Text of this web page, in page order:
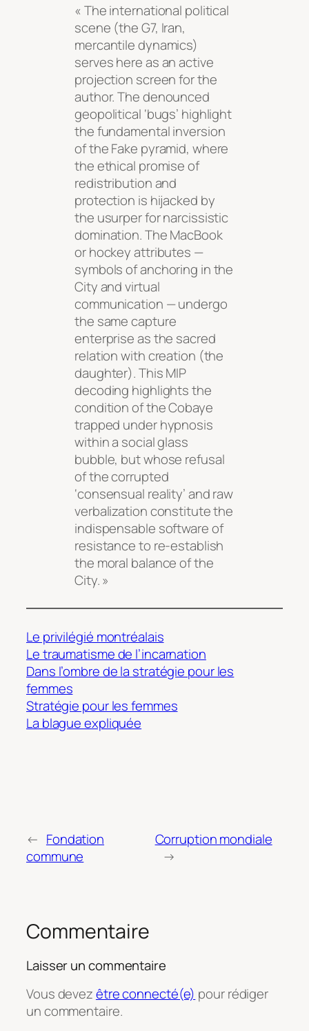
« The international political
scene (the G7, Iran,
mercantile dynamics)
serves here as an active
projection screen for the
author. The denounced
geopolitical ‘bugs’ highlight
the fundamental inversion
of the Fake pyramid, where
the ethical promise of
redistribution and
protection is hijacked by
the usurper for narcissistic
domination. The MacBook
or hockey attributes —
symbols of anchoring in the
City and virtual
communication — undergo
the same capture
enterprise as the sacred
relation with creation (the
daughter). This MIP
decoding highlights the
condition of the Cobaye
trapped under hypnosis
within a social glass
bubble, but whose refusal
of the corrupted
‘consensual reality’ and raw
verbalization constitute the
indispensable software of
resistance to re-establish
the moral balance of the
City. »
Le privilégié montréalais
Le traumatisme de l’incarnation
Dans l’ombre de la stratégie pour les
femmes
Stratégie pour les femmes
La blague expliquée
← Fondation
commune
Corruption mondiale
→
Commentaire
Laisser un commentaire
Vous devezêtre connecté(e) pour rédiger
un commentaire.